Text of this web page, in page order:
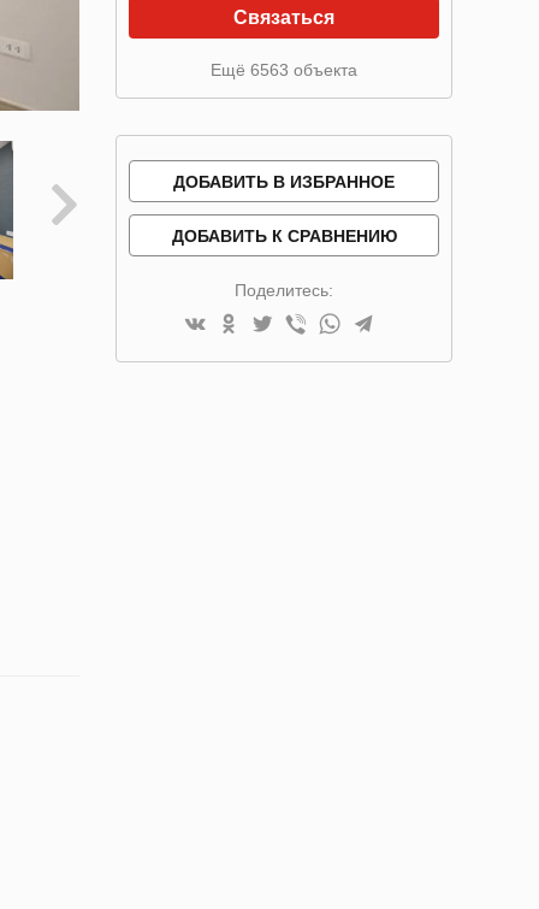
Связаться
Ещё 6563 объекта
ДОБАВИТЬ В ИЗБРАННОЕ
ДОБАВИТЬ К СРАВНЕНИЮ
Поделитесь: